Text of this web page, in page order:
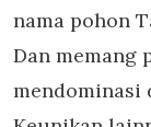
nama pohon
Dan memang
mendominasi